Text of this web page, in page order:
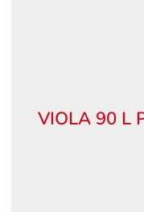
VIOLA 90 L